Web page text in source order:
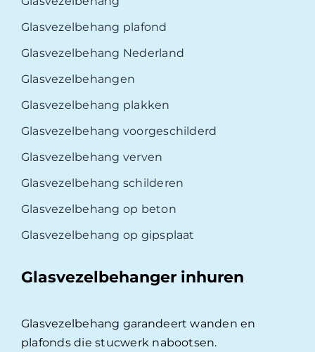
Glasvezelbehang plafond
Glasvezelbehang Nederland
Glasvezelbehangen
Glasvezelbehang plakken
Glasvezelbehang voorgeschilderd
Glasvezelbehang verven
Glasvezelbehang schilderen
Glasvezelbehang op beton
Glasvezelbehang op gipsplaat
Glasvezelbehanger inhuren
Glasvezelbehang garandeert wanden en
plafonds die stucwerk nabootsen.